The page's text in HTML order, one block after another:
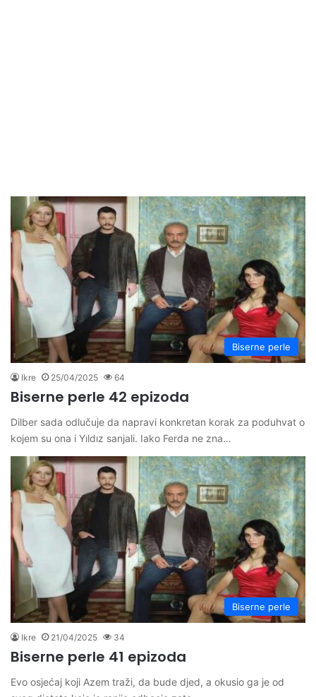
Biserne perle
Ikre 25/04/2025 64
Biserne perle 42 epizoda
Dilber sada odlučuje da napravi konkretan korak za poduhvat o
kojem su ona i Yıldız sanjali. Iako Ferda ne zna…
Biserne perle
Ikre 21/04/2025 34
Biserne perle 41 epizoda
Evo osjećaj koji Azem traži, da bude djed, a okusio ga je od